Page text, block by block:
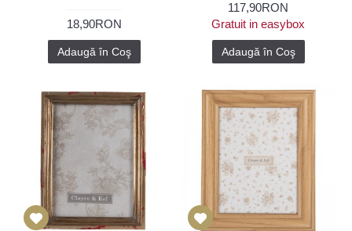
18,90RON
Adaugă în Coş
117,90RON
Gratuit in easybox
Adaugă în Coş